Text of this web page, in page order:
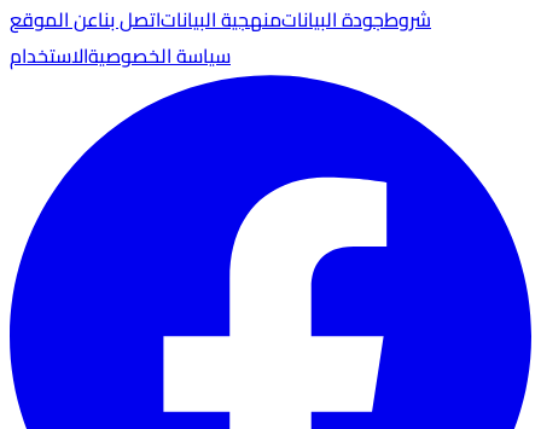
عن الموقعاتصل بنامنهجية البياناتجودة البياناتشروط
الاستخدامسياسة الخصوصية